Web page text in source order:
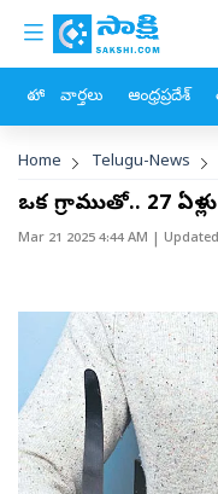
Skip to main content
custom menu
హోం వార్తలు ఆంధ్రప్రదేశ్
Breadcrumb
Home Telugu-News
ఒక్క గ్రాముతో.. 27
Mar 21 2025 4:44 AM |